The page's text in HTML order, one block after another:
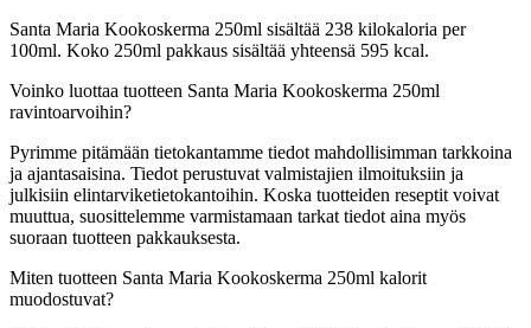
Santa Maria Kookoskerma 250ml sisältää 238 kilokaloria per
100ml. Koko 250ml pakkaus sisältää yhteensä 595 kcal.
Voinko luottaa tuotteen Santa Maria Kookoskerma 250ml
ravintoarvoihin?
Pyrimme pitämään tietokantamme tiedot mahdollisimman tarkkoina
ja ajantasaisina. Tiedot perustuvat valmistajien ilmoituksiin ja
julkisiin elintarviketietokantoihin. Koska tuotteiden reseptit voivat
muuttua, suosittelemme varmistamaan tarkat tiedot aina myös
suoraan tuotteen pakkauksesta.
Miten tuotteen Santa Maria Kookoskerma 250ml kalorit
muodostuvat?